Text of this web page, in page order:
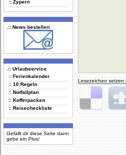
:: Zypern
.:: News bestellen
.:: Urlaubservice
:: Ferienkalender
:: 10 Regeln
:: Notfallplan
:: Kofferpacken
:: Reisecheckliste
Gefällt dir diese Seite dann
gebe ein Plus!
Lesezeichen setzen:
Delicious Digg